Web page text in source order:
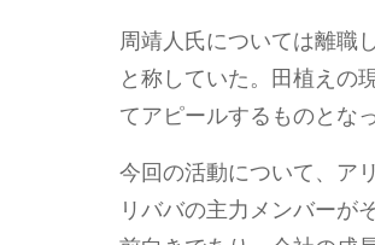
周靖人氏については離職
と称していた。田植えの
てアピールするものとなっ
今回の活動について、ア
リババの主力メンバーが